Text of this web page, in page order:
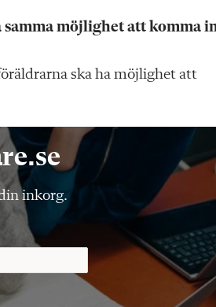
möjlighet att komma
ska ha möjlighet att
inkorg.